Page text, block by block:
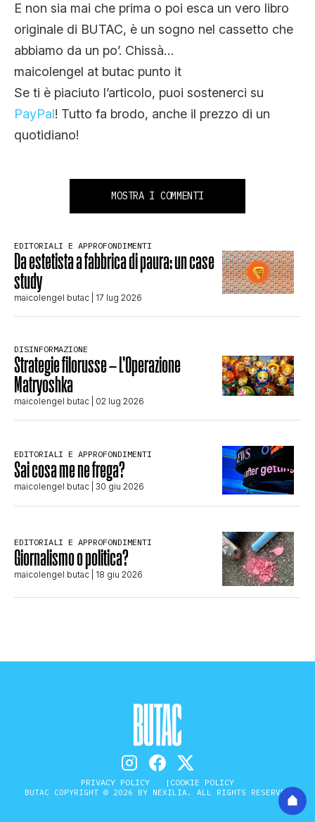
E non sia mai che prima o poi esca un vero libro
originale di BUTAC, è un sogno nel cassetto che
abbiamo da un po’. Chissà…
maicolengel at butac punto it
Se ti è piaciuto l’articolo, puoi sostenerci su
PayPal! Tutto fa brodo, anche il prezzo di un
quotidiano!
MOSTRA I COMMENTI
EDITORIALI E APPROFONDIMENTI
Da estetista a fabbrica di paura: un case
study
maicolengel butac | 17 lug 2026
DISINFORMAZIONE
Strategie filorusse – L’Operazione
Matryoshka
maicolengel butac | 02 lug 2026
EDITORIALI E APPROFONDIMENTI
Sai cosa me ne frega?
maicolengel butac | 30 giu 2026
EDITORIALI E APPROFONDIMENTI
Giornalismo o politica?
maicolengel butac | 18 giu 2026
PRIVACY POLICY COOKIE POLICY
BUTAC COPYRIGHT © 2026 BY NEXILIA. ALL RIGHTS RESERVED